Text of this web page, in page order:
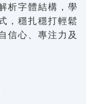
析字體結構，學
，穩扎穩打輕鬆
信心、專注力及